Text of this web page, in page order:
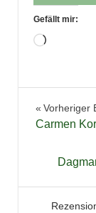
Gefällt mir:
Wird
Bücher
Lesen
Vorheriger
Carmen
7.